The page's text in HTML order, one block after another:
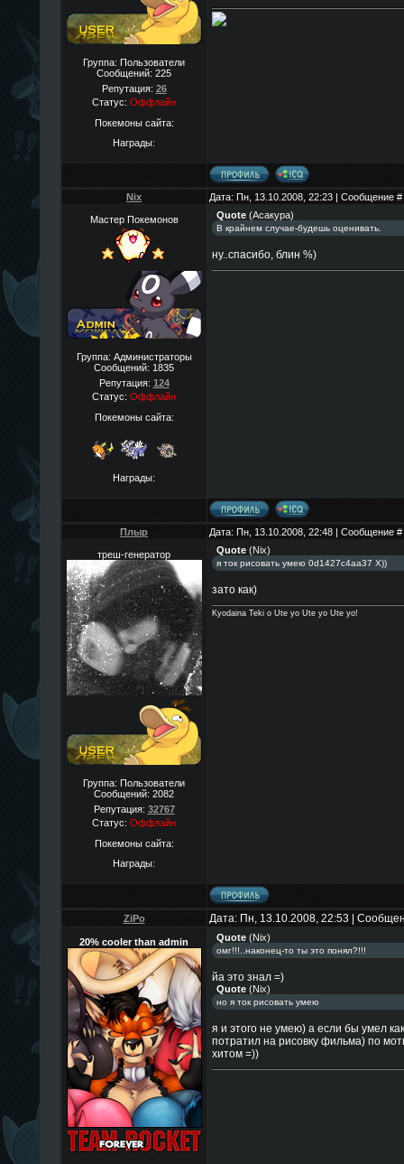
Группа: Пользователи
Сообщений: 225
Репутация: 26
Статус: Оффлайн
Покемоны сайта:
Награды:
Nix Дата: Пн, 13.10.2008, 22:23 | Сообщение #
Мастер Покемонов
Группа: Администраторы
Сообщений: 1835
Репутация: 124
Статус: Оффлайн
Покемоны сайта:
Награды:
Quote(Асакура)
В крайнем случае-будешь оценивать.
ну..спасибо, блин %)
Плыр Дата: Пн, 13.10.2008, 22:48 | Сообщение #
треш-генератор
Группа: Пользователи
Сообщений: 2082
Репутация: 32767
Статус: Оффлайн
Покемоны сайта:
Награды:
Quote(Nix)
я ток рисовать умею 0d1427c4aa37 Х))
зато как)
Kyodaina Teki o Ute yo Ute yo Ute yo!
ZiPo Дата: Пн, 13.10.2008, 22:53 |
20% cooler than admin Quote(Nix)
омг!!!..наконец-то ты это понял?!!!
йа это знал =)
Quote(Nix)
но я ток рисовать умею
я и этого не умею) а если бы умел
потратил на рисовку фильма) по
хитом =))